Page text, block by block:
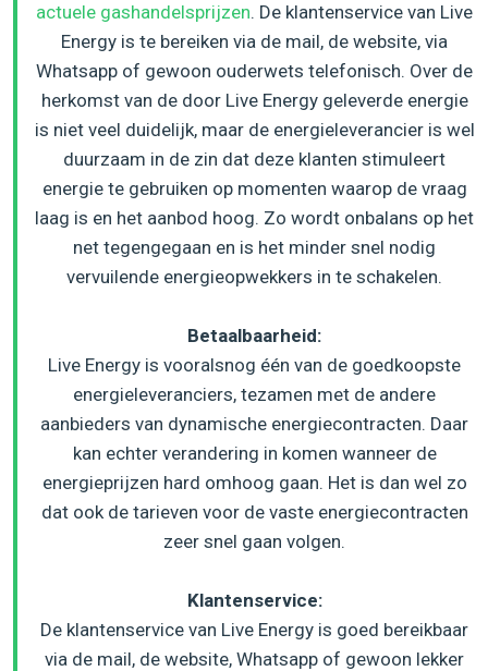
actuele gashandelsprijzen. De klantenservice van Live
Energy is te bereiken via de mail, de website, via
Whatsapp of gewoon ouderwets telefonisch. Over de
herkomst van de door Live Energy geleverde energie
is niet veel duidelijk, maar de energieleverancier is wel
duurzaam in de zin dat deze klanten stimuleert
energie te gebruiken op momenten waarop de vraag
laag is en het aanbod hoog. Zo wordt onbalans op het
net tegengegaan en is het minder snel nodig
vervuilende energieopwekkers in te schakelen.
Betaalbaarheid:
Live Energy is vooralsnog één van de goedkoopste
energieleveranciers, tezamen met de andere
aanbieders van dynamische energiecontracten. Daar
kan echter verandering in komen wanneer de
energieprijzen hard omhoog gaan. Het is dan wel zo
dat ook de tarieven voor de vaste energiecontracten
zeer snel gaan volgen.
Klantenservice:
De klantenservice van Live Energy is goed bereikbaar
via de mail, de website, Whatsapp of gewoon lekker